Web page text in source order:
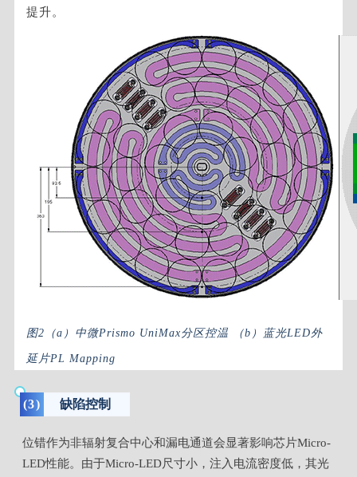
提升。
图2（a）中微Prismo UniMax分区控温 （b）蓝光LED外
延片PL Mapping
(3) 缺陷控制
位错作为非辐射复合中心和漏电通道会显著影响芯片Micro-
LED性能。由于Micro-LED尺寸小，注入电流密度低，其光